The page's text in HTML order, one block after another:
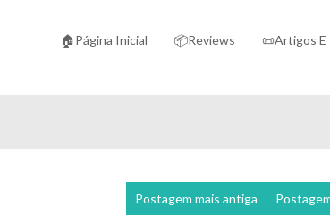
🏠Página Inicial 📦Reviews 📜Artigos E
Postagem mais antiga